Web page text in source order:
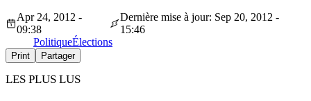
Apr 24, 2012 -
09:38
Dernière mise à jour: Sep 20, 2012 -
15:46
PolitiqueÉlections
Print Partager
LES PLUS LUS